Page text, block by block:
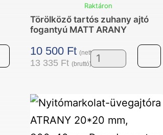
Raktáron
Törölköző tartós zuhany ajtó
fogantyú MATT ARANY
10 500 Ft (nettó)
13 335 Ft (bruttó)Törölköző
zuhany
ajtó
fogantyú